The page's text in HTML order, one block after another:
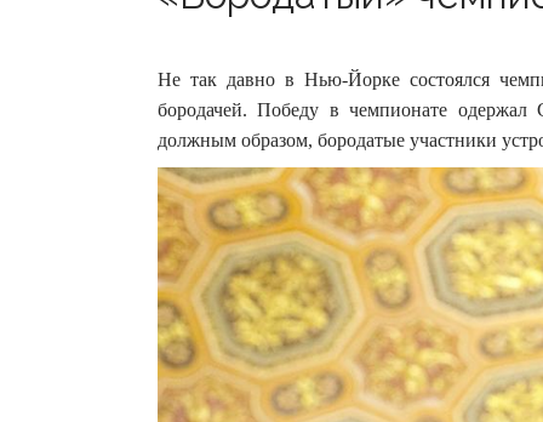
Не так давно в Нью-Йорке состоялся
бородачей. Победу в чемпионате
должным образом, бородатые участники